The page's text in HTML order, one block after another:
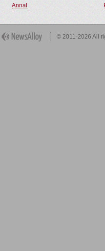
Annal
© 2011-2026 All